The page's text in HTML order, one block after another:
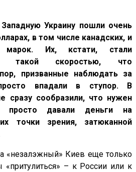
Украину пошли очень
в том числе канадских, и
марок. Их, кстати, стали
такой скоростью, что
призванные наблюдать за
впадали в ступор. В
сразу сообразили, что нужен
просто давали деньги на
точки зрения, затюканной
«незалэжный» Киев еще только
– к России или к